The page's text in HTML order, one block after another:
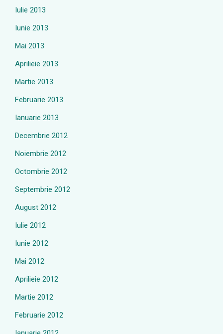
Iulie 2013
Iunie 2013
Mai 2013
Aprilieie 2013
Martie 2013
Februarie 2013
Ianuarie 2013
Decembrie 2012
Noiembrie 2012
Octombrie 2012
Septembrie 2012
August 2012
Iulie 2012
Iunie 2012
Mai 2012
Aprilieie 2012
Martie 2012
Februarie 2012